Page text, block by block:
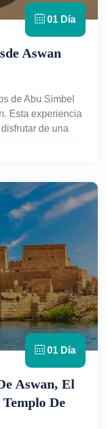
01 Día
Aswan
de Abu Simbel
Esta experiencia
de una
incluidos,
es la opción
Abu Simbel
y vive la
01 Día
Aswan, El
De